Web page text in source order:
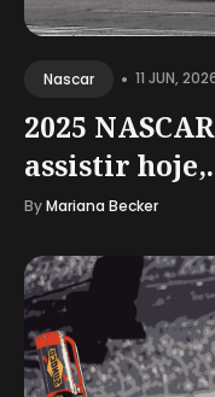
Nascar • 11 JUN,
2025
assistir
ByMariana Becker